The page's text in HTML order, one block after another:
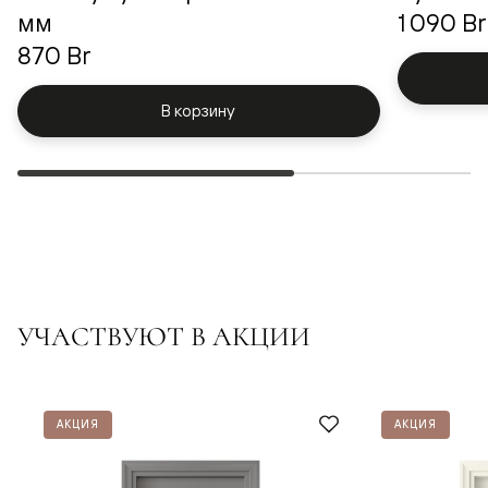
мм
870 Br
В корзину
1 090 Br
УЧАСТВУЮТ В АКЦИИ
АКЦИЯ АКЦИЯ